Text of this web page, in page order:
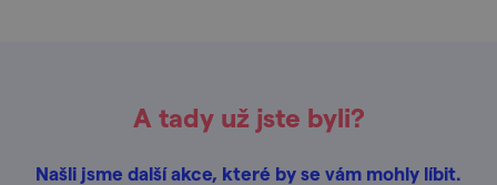
A tady už jste byli?
Našli jsme další akce, které by se vám mohly líbit.